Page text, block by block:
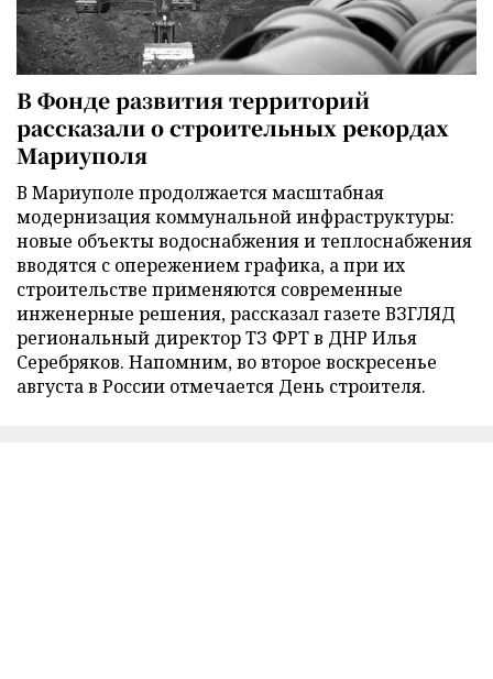
В Фонде развития территорий
рассказали о строительных рекордах
Мариуполя
В Мариуполе продолжается масштабная
модернизация коммунальной инфраструктуры:
новые объекты водоснабжения и теплоснабжения
вводятся с опережением графика, а при их
строительстве применяются современные
инженерные решения, рассказал газете ВЗГЛЯД
региональный директор ТЗ ФРТ в ДНР Илья
Серебряков. Напомним, во второе воскресенье
августа в России отмечается День строителя.